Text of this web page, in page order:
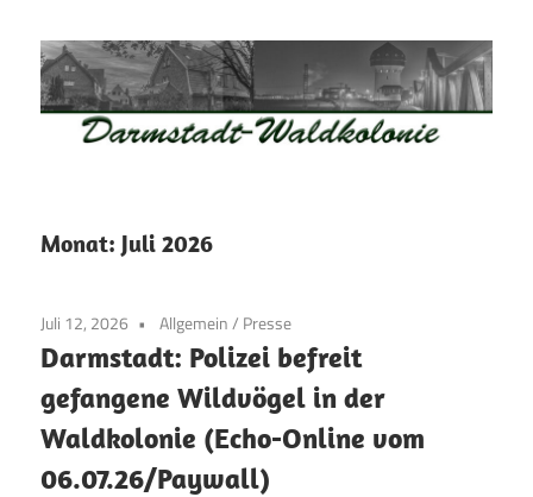
Inhalt
springen
Darmstadt
Altstadt
Weststadt
–
Darmstadt
Monat: Juli 2026
Juli 12, 2026 Allgemein/ Presse
Darmstadt: Polizei befreit
gefangene Wildvögel in der
Waldkolonie (Echo-Online vom
06.07.26/Paywall)